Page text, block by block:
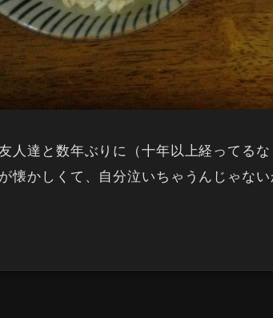
人達と数年ぶりに（十年以上経ってるな
懐かしくて、自分泣いちゃうんじゃな